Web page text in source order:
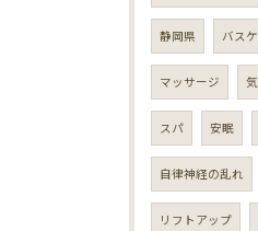
静岡県 バスケ
マッサージ
スパ 安眠
自律神経の乱れ
リフトアップ